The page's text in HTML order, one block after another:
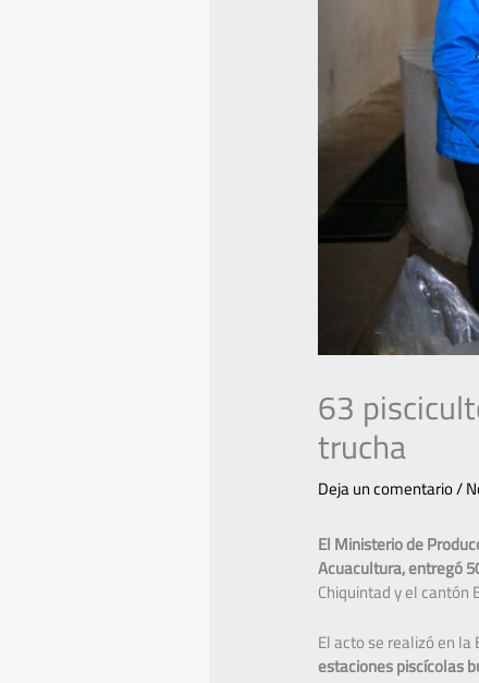
63
trucha
Deja un comentario/
El Ministerio de
Acuacultura, entregó
Chiquintad y el cantón
El acto se realizó en la
estaciones piscícolas